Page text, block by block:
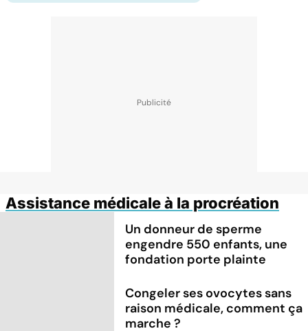
Assistance médicale à la procréation
Un donneur de sperme
engendre 550 enfants, une
fondation porte plainte
Congeler ses ovocytes sans
raison médicale, comment ça
marche ?